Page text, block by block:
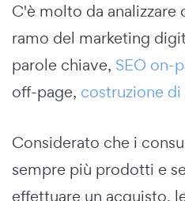
C'è molto da
ramo del marketing
parole chiave, SEO on-
off-page, costruzione di
Considerato che i
sempre più prodotti e
effettuare un acquisto,